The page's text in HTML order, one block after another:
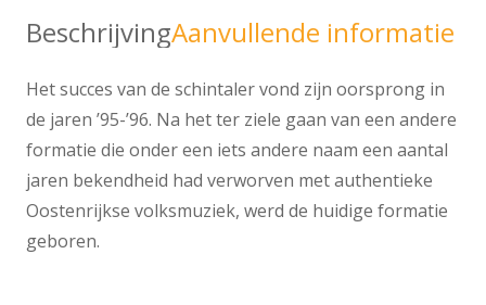
BeschrijvingAanvullende informatie
Het succes van de schintaler vond zijn oorsprong in
de jaren ’95-’96. Na het ter ziele gaan van een andere
formatie die onder een iets andere naam een aantal
jaren bekendheid had verworven met authentieke
Oostenrijkse volksmuziek, werd de huidige formatie
geboren.